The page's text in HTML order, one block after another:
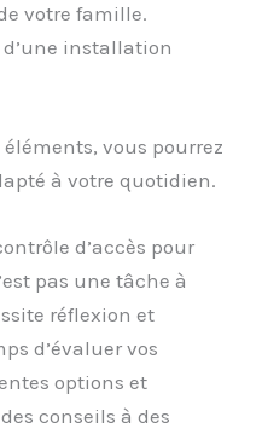
votre famille.
installation
vous pourrez
à votre quotidien.
d’accès pour
pas une tâche à
réflexion et
d’évaluer vos
options et
conseils à des